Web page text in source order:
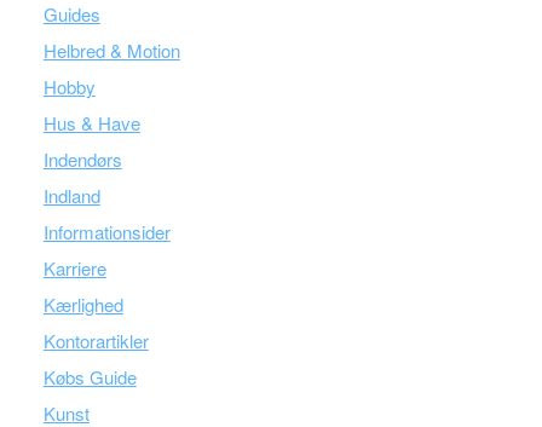
Guides
Helbred & Motion
Hobby
Hus & Have
Indendørs
Indland
Informationsider
Karriere
Kærlighed
Kontorartikler
Købs Guide
Kunst